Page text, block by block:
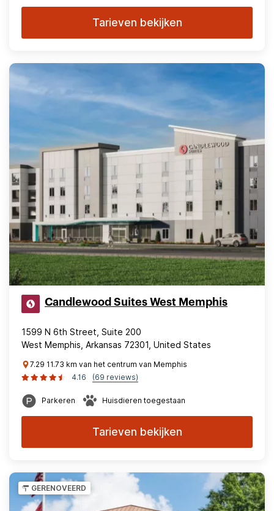
Tarieven bekijken
Candlewood Suites West Memphis
1599 N 6th Street, Suite 200
West Memphis, Arkansas 72301, United States
7.29 11.73 km van het centrum van Memphis
4.16
(69 reviews)
Parkeren Huisdieren toegestaan
Tarieven bekijken
GERENOVEERD